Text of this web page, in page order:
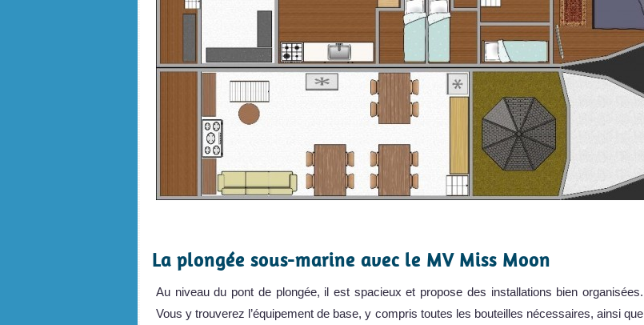
La plongée sous-marine avec le MV Miss Moon
Au niveau du pont de plongée, il est spacieux et propose des installations bien organisées.
Vous y trouverez l’équipement de base, y compris toutes les bouteilles nécessaires, ainsi que